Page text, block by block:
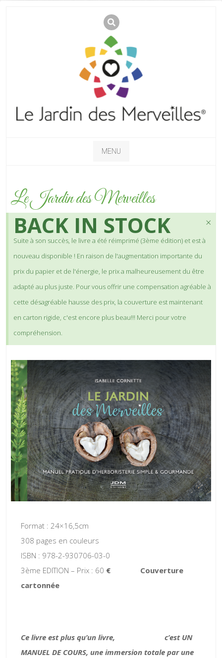
MENU
Le Jardin des Merveilles
BACK IN STOCK
Suite à son succès, le livre a été réimprimé (3ème édition) et est à
nouveau disponible ! En raison de l'augmentation importante du
prix du papier et de l'énergie, le prix a malheureusement du être
adapté au plus juste. Pour vous offrir une compensation agréable à
cette désagréable hausse des prix, la couverture est maintenant
en carton rigide, c'est encore plus beau!!! Merci pour votre
compréhension.
×
Format : 24×16,5cm
308 pages en couleurs
ISBN : 978-2-930706-03-0
3ème EDITION – Prix : 60 € Couverture
cartonnée
Ce livre est plus qu’un livre, c’est UN
MANUEL DE COURS, une immersion totale par une